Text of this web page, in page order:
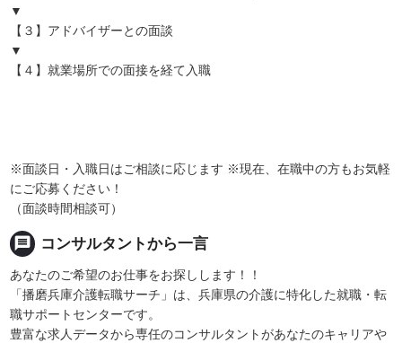
▼
【３】アドバイザーとの面談
▼
【４】就業場所での面接を経て入職
※面談日・入職日はご相談に応じます ※現在、在職中の方もお気軽
にご応募ください！
（面談時間相談可）
message コンサルタントから一言
あなたのご希望のお仕事をお探しします！！
「播磨兵庫介護転職サーチ」は、兵庫県の介護に特化した就職・転
職サポートセンターです。
豊富な求人データから専任のコンサルタントがあなたのキャリアや